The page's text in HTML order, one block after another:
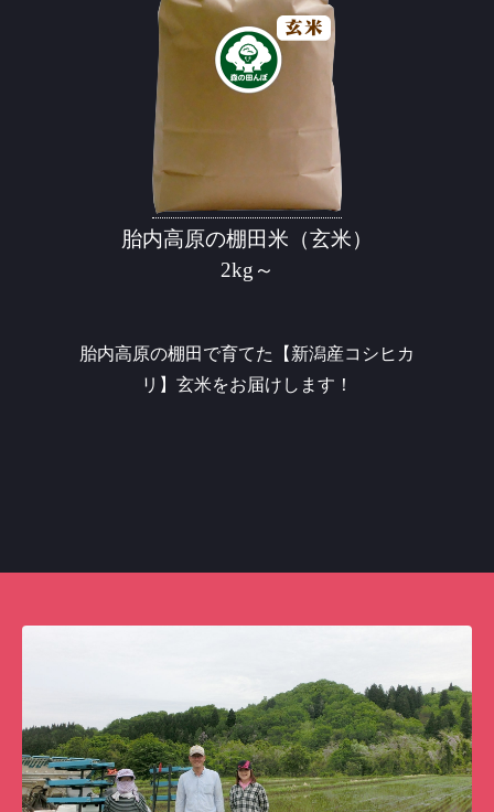
胎内高原の棚田米（玄米）
2kg～
胎内高原の棚田で育てた【新潟産コシヒカ
リ】玄米をお届けします！